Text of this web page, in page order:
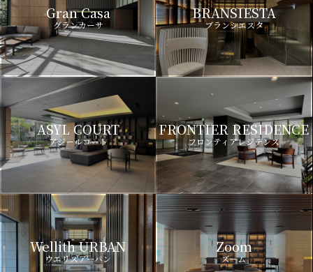
Gran Casa
グランカーサ
BRANSIESTA
ブランシエスタ
ASYL COURT
アジールコート
FRONTIER RESIDENCE
フロンティアレジデンス
Wellith URBAN
ウエリスアーバン
Zoom
ズーム